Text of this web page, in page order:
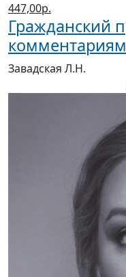
447,00р.
Гражданский
Завадская Л.Н.